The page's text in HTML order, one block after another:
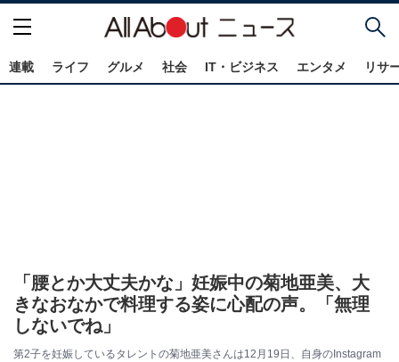
連載 ライフ グルメ 社会 IT・ビジネス エンタメ リサ
「腰とか大丈夫かな」妊娠中の菊地亜美、大
きなおなかで料理する姿に心配の声。「無理
しないでね」
第2子を妊娠しているタレントの菊地亜美さんは12月19日、自身のInstagram